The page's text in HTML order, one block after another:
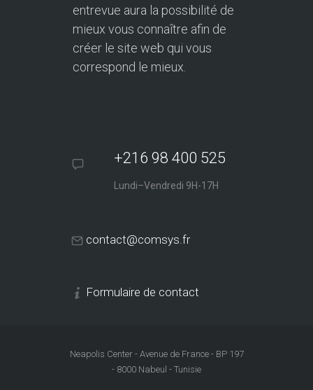
entrevue aura la possibilité de
mieux vous connaître afin de
créer le site web qui vous
correspond le mieux.
+216 98 400 525
Lundi–Vendredi 9H-17H
contact@comsys.fr
Formulaire de contact
Neapolis Center - Avenue de France - BP 197
- 8000 Nabeul - Tunisie